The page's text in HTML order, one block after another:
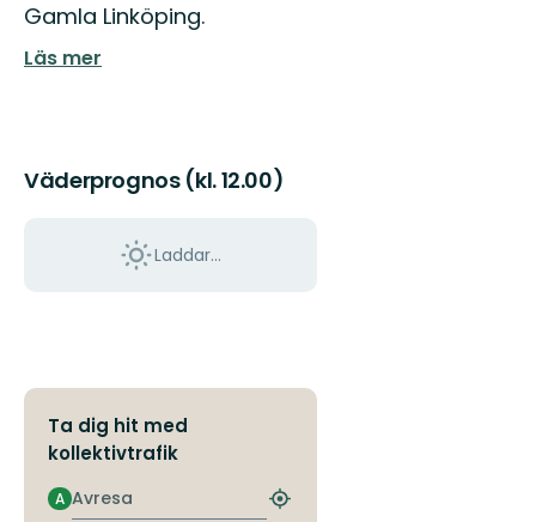
Gamla Linköping.
Läs mer
Väderprognos (kl. 12.00)
Laddar...
Ta dig hit med
kollektivtrafik
Avresa
A
Hitta